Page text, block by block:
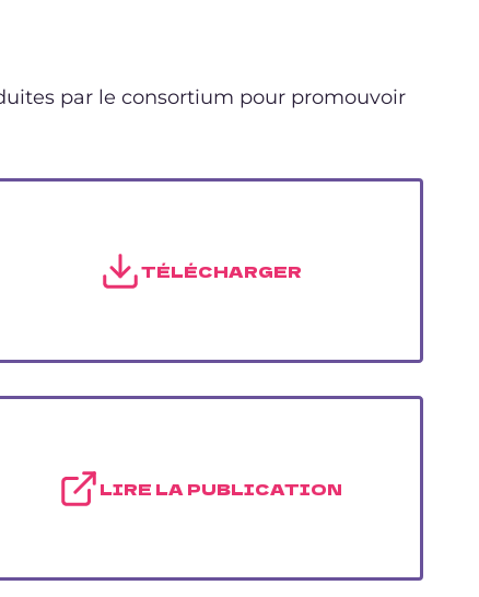
par le consortium pour promouvoir
TÉLÉCHARGER
LIRE LA PUBLICATION